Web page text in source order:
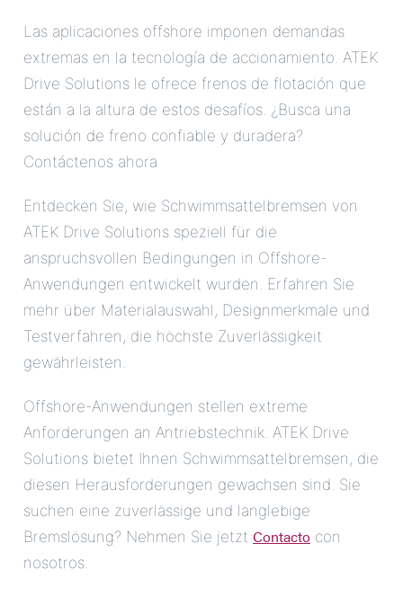
Las aplicaciones offshore imponen demandas
extremas en la tecnología de accionamiento. ATEK
Drive Solutions le ofrece frenos de flotación que
están a la altura de estos desafíos. ¿Busca una
solución de freno confiable y duradera?
Contáctenos ahora
Entdecken Sie, wie Schwimmsattelbremsen von
ATEK Drive Solutions speziell für die
anspruchsvollen Bedingungen in Offshore-
Anwendungen entwickelt wurden. Erfahren Sie
mehr über Materialauswahl, Designmerkmale und
Testverfahren, die höchste Zuverlässigkeit
gewährleisten.
Offshore-Anwendungen stellen extreme
Anforderungen an Antriebstechnik. ATEK Drive
Solutions bietet Ihnen Schwimmsattelbremsen, die
diesen Herausforderungen gewachsen sind. Sie
suchen eine zuverlässige und langlebige
Bremslösung? Nehmen Sie jetzt Contacto con
nosotros.